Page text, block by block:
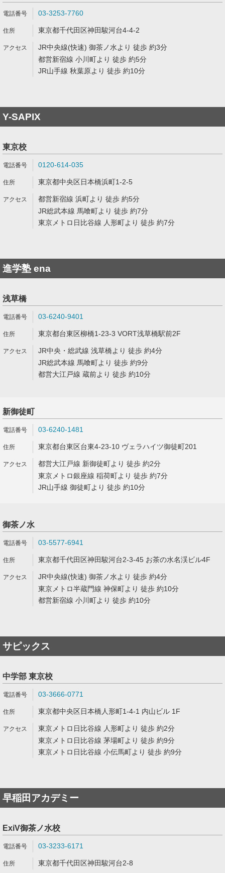
03-3253-7760
東京都千代田区神田駿河台4-4-2
JR中央線(快速) 御茶ノ水より 徒歩 約3分
都営新宿線 小川町より 徒歩 約5分
JR山手線 秋葉原より 徒歩 約10分
Y-SAPIX
東京校
0120-614-035
東京都中央区日本橋浜町1-2-5
都営新宿線 浜町より 徒歩 約5分
JR総武本線 馬喰町より 徒歩 約7分
東京メトロ日比谷線 人形町より 徒歩 約7分
進学塾 ena
浅草橋
03-6240-9401
東京都台東区柳橋1-23-3 VORT浅草橋駅前2F
JR中央・総武線 浅草橋より 徒歩 約4分
JR総武本線 馬喰町より 徒歩 約9分
都営大江戸線 蔵前より 徒歩 約10分
新御徒町
03-6240-1481
東京都台東区台東4-23-10 ヴェラハイツ御徒町201
都営大江戸線 新御徒町より 徒歩 約2分
東京メトロ銀座線 稲荷町より 徒歩 約7分
JR山手線 御徒町より 徒歩 約10分
御茶ノ水
03-5577-6941
東京都千代田区神田駿河台2-3-45 お茶の水名渓ビル4F
JR中央線(快速) 御茶ノ水より 徒歩 約4分
東京メトロ半蔵門線 神保町より 徒歩 約10分
都営新宿線 小川町より 徒歩 約10分
サピックス
中学部 東京校
03-3666-0771
東京都中央区日本橋人形町1-4-1 内山ビル 1F
東京メトロ日比谷線 人形町より 徒歩 約2分
東京メトロ日比谷線 茅場町より 徒歩 約9分
東京メトロ日比谷線 小伝馬町より 徒歩 約9分
早稲田アカデミー
ExiV御茶ノ水校
03-3233-6171
東京都千代田区神田駿河台2-8